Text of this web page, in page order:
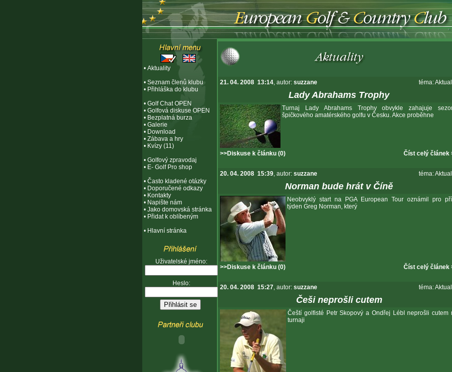
• Aktuality
• Seznam členů klubu
• Přihláška do klubu
• Golf Chat OPEN
• Golfová diskuse OPEN
• Bezplatná burza
• Galerie
• Download
• Zábava a hry
• Kvízy (11)
• Golfový zpravodaj
• E- Golf Pro shop
• Často kladené otázky
• Doporučené odkazy
• Kontakty
• Napište nám
• Jako domovská stránka
• Přidat k oblíbeným
• Hlavní stránka
Uživatelské jméno:
Heslo:
21. 04. 2008 13:14, autor: suzzane téma:
Lady Abrahams Trophy
Turnaj Lady Abrahams Trophy obvykle zahajuje
špičkového amatérského golfu v Česku. Akce proběhne
>>Diskuse k článku (0) Číst celý článek
20. 04. 2008 15:39, autor: suzzane téma:
Norman bude hrát v Číně
Neobvyklý start na PGA European Tour oznámil pro
týden Greg Norman, který
>>Diskuse k článku (0) Číst celý článek
20. 04. 2008 15:27, autor: suzzane téma:
Češi neprošli cutem
Čeští golfisté Petr Skopový a Ondřej Lébl neprošli cutem
turnaji